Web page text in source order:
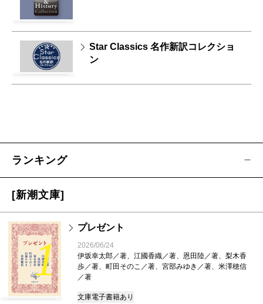
Star Classics 名作新訳コレクショ
ン
ランキング
[新潮文庫]
1
プレゼント
2026/06/24
伊坂幸太郎／著、江國香織／著、恩田陸／著、梨木香
歩／著、町田そのこ／著、宮部みゆき／著、米澤穂信
／著
文庫電子書籍あり